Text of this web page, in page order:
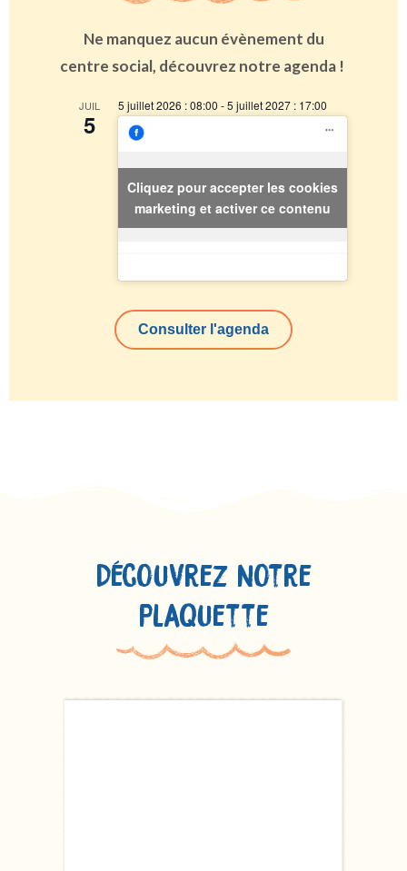
Ne manquez aucun évènement du
centre social, découvrez notre agenda !
JUIL
5
5 juillet 2026 : 08:00 -5 juillet 2027 : 17:00
Cliquez pour accepter les cookies
marketing et activer ce contenu
Consulter l'agenda
Découvrez notre
plaquette